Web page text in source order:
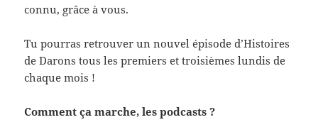
connu, grâce à vous.
Tu pourras retrouver un nouvel épisode d’Histoires
de Darons tous les premiers et troisièmes lundis de
chaque mois !
Comment ça marche, les podcasts ?